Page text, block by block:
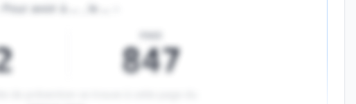
Pour avoir à , le
847